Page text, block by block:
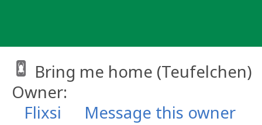
Bring me home (Teufelchen)
Owner:
Flixsi
Message this owner